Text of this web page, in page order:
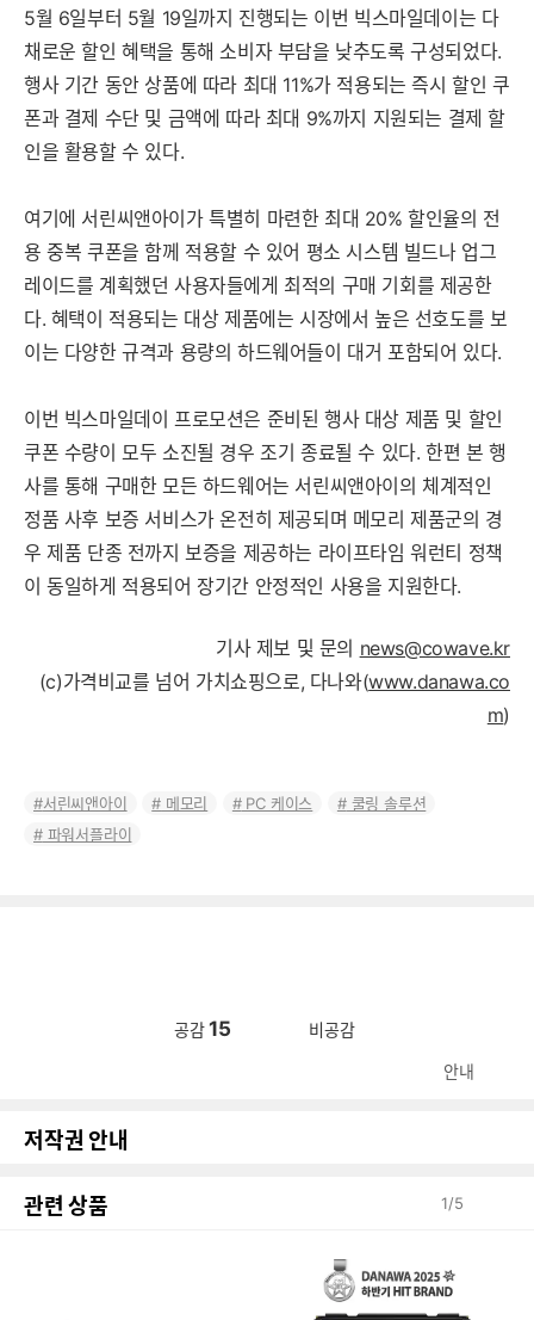
5월 6일부터 5월 19일까지 진행되는 이번 빅스마일데이는 다
채로운 할인 혜택을 통해 소비자 부담을 낮추도록 구성되었다.
행사 기간 동안 상품에 따라 최대 11%가 적용되는 즉시 할인 쿠
폰과 결제 수단 및 금액에 따라 최대 9%까지 지원되는 결제 할
인을 활용할 수 있다.
여기에 서린씨앤아이가 특별히 마련한 최대 20% 할인율의 전
용 중복 쿠폰을 함께 적용할 수 있어 평소 시스템 빌드나 업그
레이드를 계획했던 사용자들에게 최적의 구매 기회를 제공한
다. 혜택이 적용되는 대상 제품에는 시장에서 높은 선호도를 보
이는 다양한 규격과 용량의 하드웨어들이 대거 포함되어 있다.
이번 빅스마일데이 프로모션은 준비된 행사 대상 제품 및 할인
쿠폰 수량이 모두 소진될 경우 조기 종료될 수 있다. 한편 본 행
사를 통해 구매한 모든 하드웨어는 서린씨앤아이의 체계적인
정품 사후 보증 서비스가 온전히 제공되며 메모리 제품군의 경
우 제품 단종 전까지 보증을 제공하는 라이프타임 워런티 정책
이 동일하게 적용되어 장기간 안정적인 사용을 지원한다.
기사 제보 및 문의 news@cowave.kr
(c)가격비교를 넘어 가치쇼핑으로, 다나와(www.danawa.co
m)
서린씨앤아이 메모리 PC 케이스
쿨링 솔루션
파워서플라이
공감15 비공감
안내
저작권 안내
관련 상품 1/5